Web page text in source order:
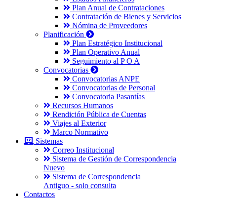
Plan Anual de Contrataciones
Contratación de Bienes y Servicios
Nómina de Proveedores
Planificación
Plan Estratégico Institucional
Plan Operativo Anual
Seguimiento al P O A
Convocatorias
Convocatorias ANPE
Convocatorias de Personal
Convocatoria Pasantías
Recursos Humanos
Rendición Pública de Cuentas
Viajes al Exterior
Marco Normativo
Sistemas
Correo Institucional
Sistema de Gestión de Correspondencia
Nuevo
Sistema de Correspondencia
Antiguo - solo consulta
Contactos